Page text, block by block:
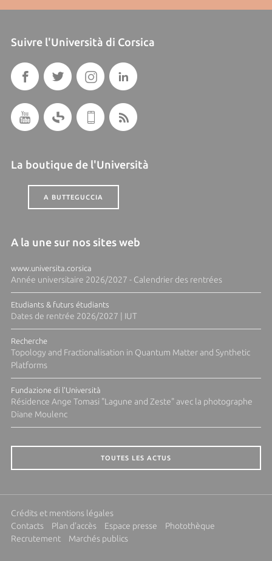
Suivre l'Università di Corsica
La boutique de l'Università
A BUTTEGUCCIA
A la une sur nos sites web
www.universita.corsica
Année universitaire 2026/2027 - Calendrier des rentrées
Etudiants & futurs étudiants
Dates de rentrée 2026/2027 | IUT
Recherche
Topology and Fractionalisation in Quantum Matter and Synthetic
Platforms
Fundazione di l'Università
Résidence Ange Tomasi "Lagune and Zeste" avec la photographe
Diane Moulenc
TOUTES LES ACTUS
Crédits et mentions légales
Contacts
Plan d'accès Espace presse
Photothèque
Recrutement
Marchés publics